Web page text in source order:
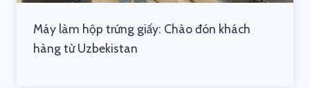
Máy làm hộp trứng giấy: Chào đón khách
hàng từ Uzbekistan